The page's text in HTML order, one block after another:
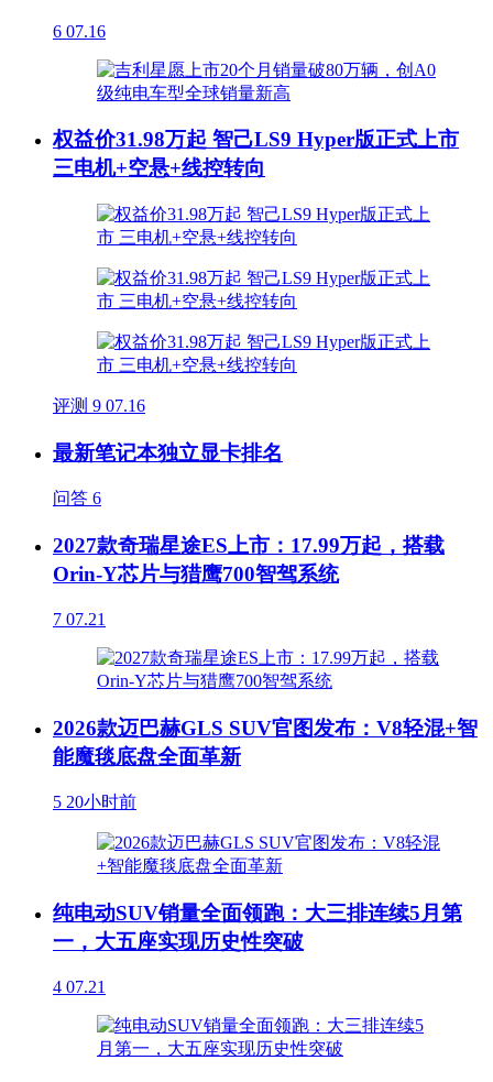
6 07.16
权益价31.98万起 智己LS9 Hyper版正式上市
三电机+空悬+线控转向
评测 9 07.16
最新笔记本独立显卡排名
问答 6
2027款奇瑞星途ES上市：17.99万起，搭载
Orin-Y芯片与猎鹰700智驾系统
7 07.21
2026款迈巴赫GLS SUV官图发布：V8轻混+智
能魔毯底盘全面革新
5 20小时前
纯电动SUV销量全面领跑：大三排连续5月第
一，大五座实现历史性突破
4 07.21